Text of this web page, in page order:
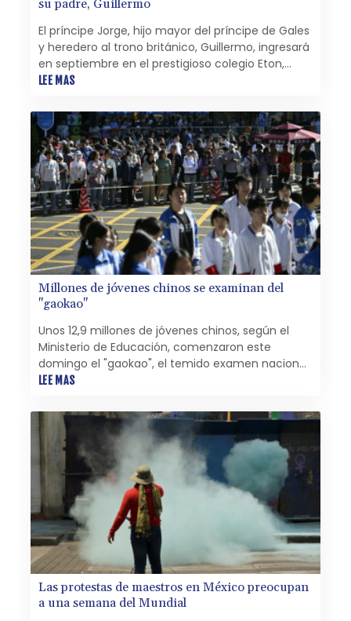
su padre, Guillermo
El príncipe Jorge, hijo mayor del príncipe de Gales
y heredero al trono británico, Guillermo, ingresará
en septiembre en el prestigioso colegio Eton,
anunció el martes el palacio de Kensington.
LEE MAS
Millones de jóvenes chinos se examinan del
"gaokao"
Unos 12,9 millones de jóvenes chinos, según el
Ministerio de Educación, comenzaron este
domingo el "gaokao", el temido examen nacional
de acceso a la universidad.
LEE MAS
Las protestas de maestros en México preocupan
a una semana del Mundial